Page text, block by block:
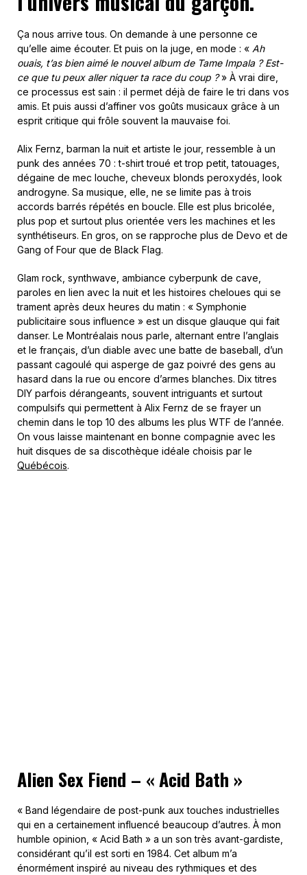
Ça nous arrive tous. On demande à une personne ce
qu’elle aime écouter. Et puis on la juge, en mode : « Ah
ouais, t’as bien aimé le nouvel album de Tame Impala ? Est-
ce que tu peux aller niquer ta race du coup ?» À vrai dire,
ce processus est sain : il permet déjà de faire le tri dans vos
amis. Et puis aussi d’affiner vos goûts musicaux grâce à un
esprit critique qui frôle souvent la mauvaise foi.
Alix Fernz, barman la nuit et artiste le jour, ressemble à un
punk des années 70 : t-shirt troué et trop petit, tatouages,
dégaine de mec louche, cheveux blonds peroxydés, look
androgyne. Sa musique, elle, ne se limite pas à trois
accords barrés répétés en boucle. Elle est plus bricolée,
plus pop et surtout plus orientée vers les machines et les
synthétiseurs. En gros, on se rapproche plus de Devo et de
Gang of Four que de Black Flag.
Glam rock, synthwave, ambiance cyberpunk de cave,
paroles en lien avec la nuit et les histoires cheloues qui se
trament après deux heures du matin : « Symphonie
publicitaire sous influence » est un disque glauque qui fait
danser. Le Montréalais nous parle, alternant entre l’anglais
et le français, d’un diable avec une batte de baseball, d’un
passant cagoulé qui asperge de gaz poivré des gens au
hasard dans la rue ou encore d’armes blanches. Dix titres
DIY parfois dérangeants, souvent intriguants et surtout
compulsifs qui permettent à Alix Fernz de se frayer un
chemin dans le top 10 des albums les plus WTF de l’année.
On vous laisse maintenant en bonne compagnie avec les
huit disques de sa discothèque idéale choisis par le
Québécois.
Alien Sex Fiend – « Acid Bath »
« Band légendaire de post-punk aux touches industrielles
qui en a certainement influencé beaucoup d’autres. À mon
humble opinion, « Acid Bath » a un son très avant-gardiste,
considérant qu’il est sorti en 1984. Cet album m’a
énormément inspiré au niveau des rythmiques et des